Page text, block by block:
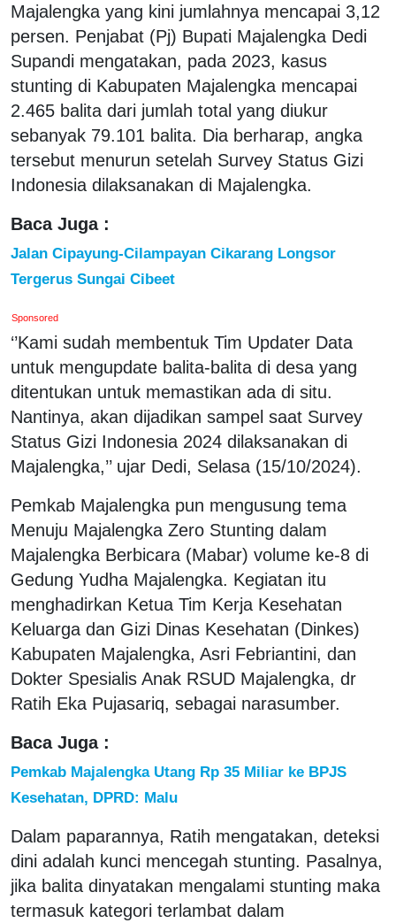
Majalengka yang kini jumlahnya mencapai 3,12
persen. Penjabat (Pj) Bupati Majalengka Dedi
Supandi mengatakan, pada 2023, kasus
stunting di Kabupaten Majalengka mencapai
2.465 balita dari jumlah total yang diukur
sebanyak 79.101 balita. Dia berharap, angka
tersebut menurun setelah Survey Status Gizi
Indonesia dilaksanakan di Majalengka.
Baca Juga :
Jalan Cipayung-Cilampayan Cikarang Longsor
Tergerus Sungai Cibeet
Sponsored
‘’Kami sudah membentuk Tim Updater Data
untuk mengupdate balita-balita di desa yang
ditentukan untuk memastikan ada di situ.
Nantinya, akan dijadikan sampel saat Survey
Status Gizi Indonesia 2024 dilaksanakan di
Majalengka,’’ ujar Dedi, Selasa (15/10/2024).
Pemkab Majalengka pun mengusung tema
Menuju Majalengka Zero Stunting dalam
Majalengka Berbicara (Mabar) volume ke-8 di
Gedung Yudha Majalengka. Kegiatan itu
menghadirkan Ketua Tim Kerja Kesehatan
Keluarga dan Gizi Dinas Kesehatan (Dinkes)
Kabupaten Majalengka, Asri Febriantini, dan
Dokter Spesialis Anak RSUD Majalengka, dr
Ratih Eka Pujasariq, sebagai narasumber.
Baca Juga :
Pemkab Majalengka Utang Rp 35 Miliar ke BPJS
Kesehatan, DPRD: Malu
Dalam paparannya, Ratih mengatakan, deteksi
dini adalah kunci mencegah stunting. Pasalnya,
jika balita dinyatakan mengalami stunting maka
termasuk kategori terlambat dalam